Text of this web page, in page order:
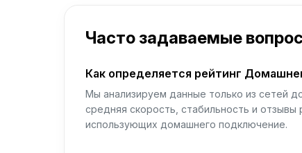
Часто задаваемые
Как определяется рейтинг
Мы анализируем данные только из сетей
средняя скорость, стабильность и отзывы
использующих домашнего подключение.